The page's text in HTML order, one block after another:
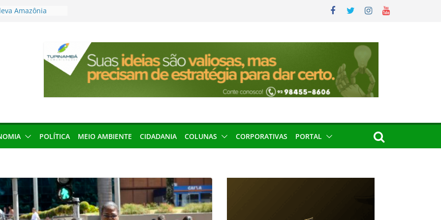
podem barrar
Amazônia
em São
de 2027
impróprio
fogo no Cemitério
POLÍTICA MEIO AMBIENTE CIDADANIA COLUNAS CORPORATIVAS PORTAL